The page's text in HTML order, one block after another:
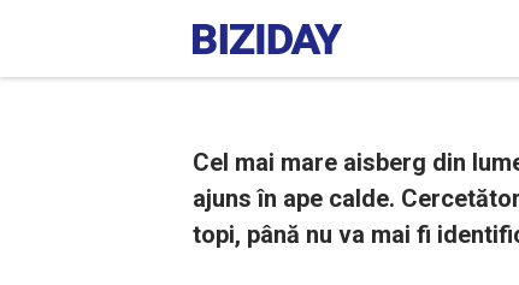
Cel mai mare aisberg din
ajuns în ape calde.
topi, până nu va mai fi